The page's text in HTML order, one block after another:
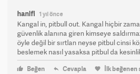
hanifi 1 yıl önce
Kangal in, pitbull out. Kangal hiçbir
güvenlik alanına giren kimseye
öyle değil bir sırtlan neyse pitbul cinsi
beslemek nasıl yasaksa pitbul da
Beğen Cevapla İlk beğenen